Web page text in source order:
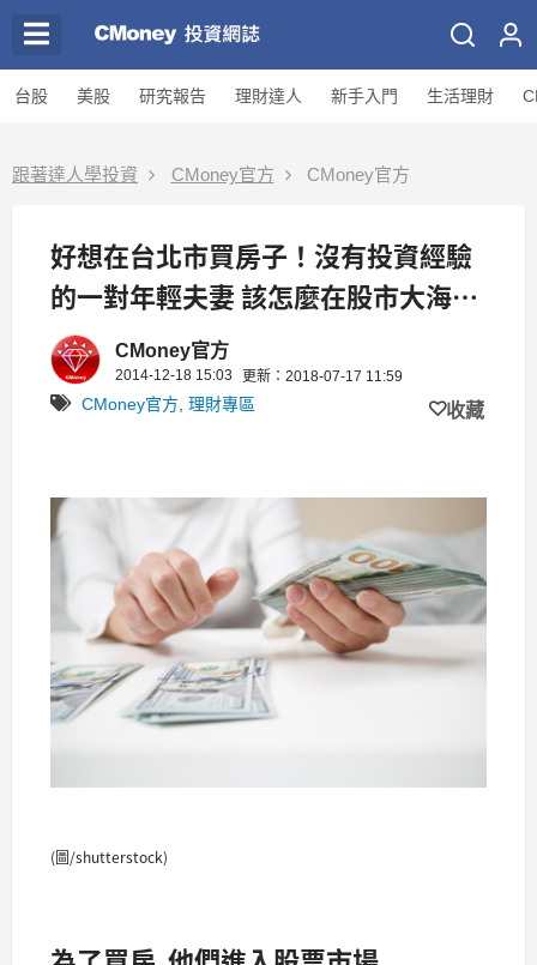
台股 美股 研究報告 理財達人 新手入門 生活理財
跟著達人學投資 CMoney官方 CMoney官方
好想在台北市買房子！沒有投資經驗
的一對年輕夫妻 該怎麼在股市大海中
存到第一桶金呢?
CMoney官方
2014-12-18 15:03 更新：2018-07-17 11:59
CMoney官方 理財專區 收藏
(圖/shutterstock)